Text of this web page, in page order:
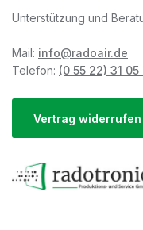
Unterstützung und
Mail: info@radoair.de
Telefon: (0 55 22) 31
Vertrag widerrufen